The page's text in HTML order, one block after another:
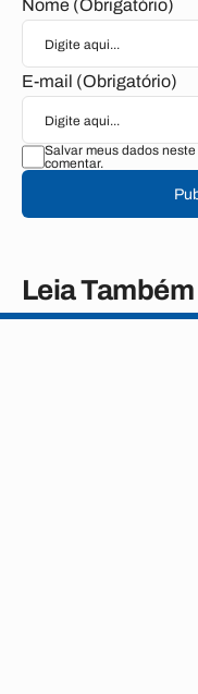
Nome (Obrigatório)
E-mail (Obrigatório)
Salvar meus dados
comentar.
Leia Também